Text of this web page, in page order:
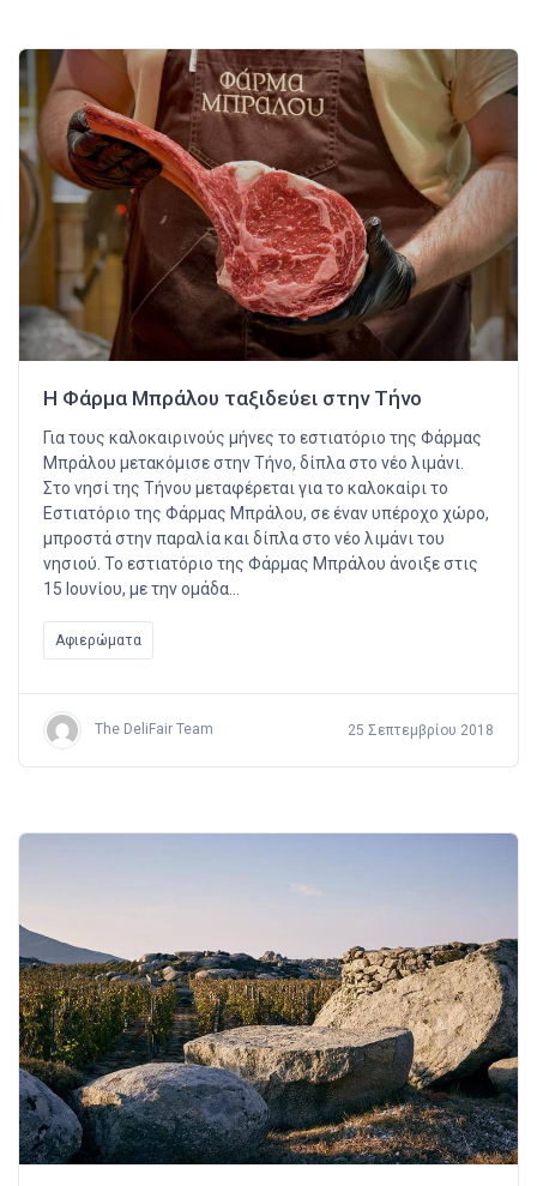
Η Φάρμα Μπράλου ταξιδεύει στην Τήνο
Για τους καλοκαιρινούς μήνες το εστιατόριο της Φάρμας
Μπράλου μετακόμισε στην Τήνο, δίπλα στο νέο λιμάνι.
Στο νησί της Τήνου μεταφέρεται για το καλοκαίρι το
Εστιατόριο της Φάρμας Μπράλου, σε έναν υπέροχο χώρο,
μπροστά στην παραλία και δίπλα στο νέο λιμάνι του
νησιού. Το εστιατόριο της Φάρμας Μπράλου άνοιξε στις
15 Ιουνίου, με την ομάδα…
Αφιερώματα
The DeliFair Team 25 Σεπτεμβρίου 2018